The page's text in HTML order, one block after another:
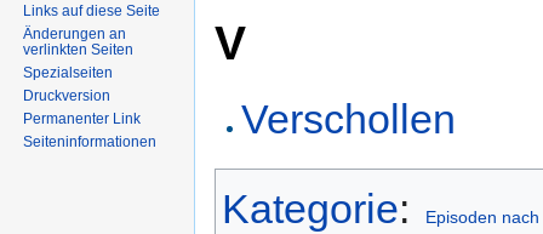
V
Verschollen
Kategorie: Episoden nach
Links auf diese Seite
Änderungen an
verlinkten Seiten
Spezialseiten
Druckversion
Permanenter Link
Seiten­informationen